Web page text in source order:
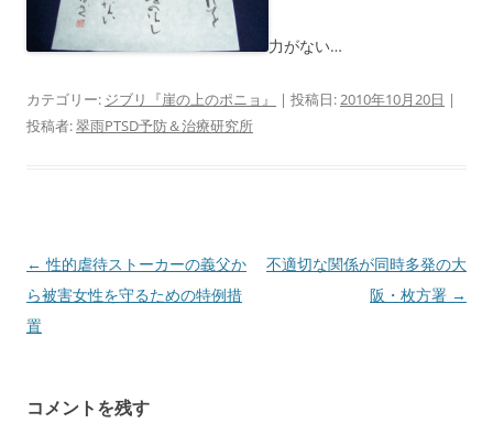
力がない…
カテゴリー: ジブリ『崖の上のポニョ』 | 投稿日:2010年10月20日 |
投稿者:翠雨PTSD予防＆治療研究所
投
稿
ナ
ー
← 性的虐待ストーカーの義父か
ら被害女性を守るための特例措
置
不適切な関係が同時多発の大
阪・枚方署 →
コメントを残す